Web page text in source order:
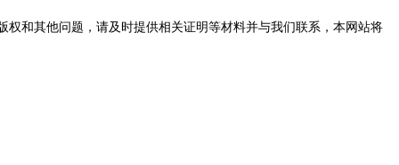
和其他问题，请及时提供相关证明等材料并与我们联系，本网站将